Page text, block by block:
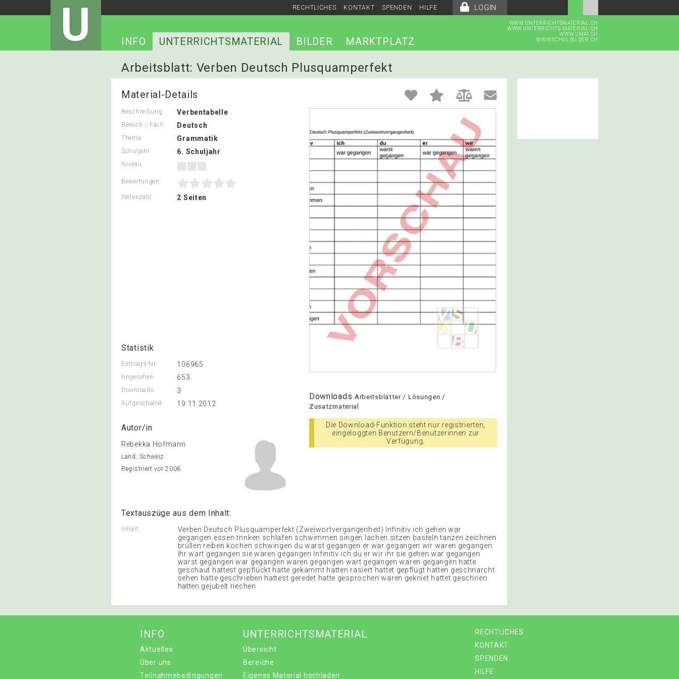
LOGIN
RECHTLICHES KONTAKT SPENDEN HILFE
U
WWW.UNTERRICHTSMATERIAL.CH
WWW.UNTERRICHTS-MATERIAL.CH
WWW.UMAT.CH
WWW.SCHULBILDER.CH
INFO UNTERRICHTSMATERIAL BILDER MARKTPLATZ
Arbeitsblatt: Verben Deutsch Plusquamperfekt
Material-Details
Beschreibung Verbentabelle
Bereich / Fach Deutsch
Thema Grammatik
Schuljahr 6. Schuljahr
Niveau
Bewertungen
Seitenzahl 2 Seiten
Statistik
Eintrags-Nr. 106965
Angesehen 653
Downloads 3
Aufgeschaltet 19.11.2012
Autor/in
Rebekka Hofmann
Land: Schweiz
Registriert vor 2006
Downloads Arbeitsblätter / Lösungen /
Zusatzmaterial
Die Download-Funktion steht nur registrierten,
eingeloggten Benutzern/Benutzerinnen zur
Verfügung.
Textauszüge aus dem Inhalt:
Inhalt
Verben Deutsch Plusquamperfekt (Zweiwortvergangenheit) Infinitiv ich gehen war
gegangen essen trinken schlafen schwimmen singen lachen sitzen basteln tanzen zeichnen
brüllen reiben kochen schwingen du warst gegangen er war gegangen wir waren gegangen
ihr wart gegangen sie waren gegangen Infinitiv ich du er wir ihr sie gehen war gegangen
warst gegangen war gegangen waren gegangen wart gegangen waren gegangen hatte
geschaut hattest gepflückt hatte gekämmt hatten rasiert hattet gepflügt hatten geschnarcht
sehen hatte geschrieben hattest geredet hatte gesprochen waren gekniet hattet geschrien
hatten gejubelt riechen
RECHTLICHES
KONTAKT
SPENDEN
HILFE
INFO
Aktuelles
Über uns
Teilnahmebedingungen
UNTERRICHTSMATERIAL
Übersicht
Bereiche
Eigenes Material hochladen